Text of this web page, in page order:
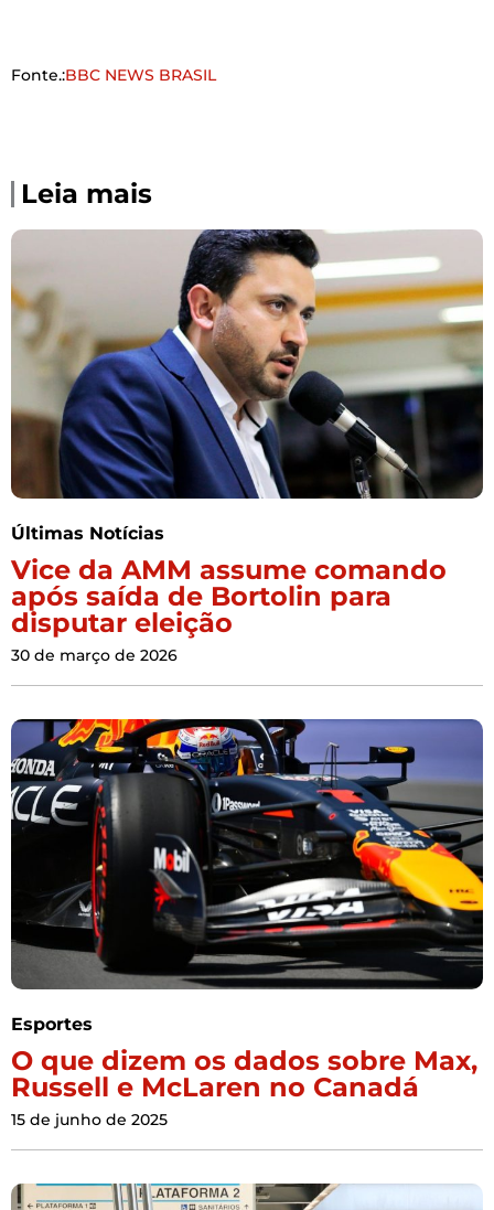
Fonte.:BBC NEWS BRASIL
Leia mais
Últimas Notícias
Vice da AMM assume comando
após saída de Bortolin para
disputar eleição
30 de março de 2026
Esportes
O que dizem os dados sobre Max,
Russell e McLaren no Canadá
15 de junho de 2025